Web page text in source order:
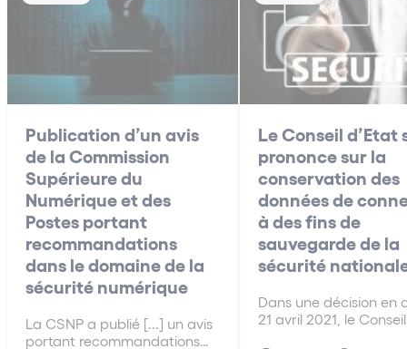
Publication d’un avis
de la Commission
Supérieure du
Numérique et des
Postes portant
recommandations
dans le domaine de la
sécurité numérique
La CSNP a publié [...] un avis
portant recommandations
Le Conseil d’Etat
prononce sur la
conservation des
données de
à des fins de
sauvegarde de la
sécurité
Dans une décision en
21 avril 2021, le